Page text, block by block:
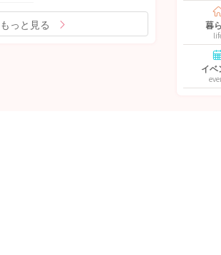
もっと見る 暮
イベ